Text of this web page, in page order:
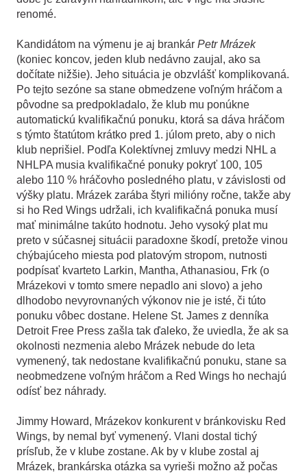
renomé.
Kandidátom na výmenu je aj brankár Petr Mrázek
(koniec koncov, jeden klub nedávno zaujal, ako sa
dočítate nižšie). Jeho situácia je obzvlášť komplikovaná.
Po tejto sezóne sa stane obmedzene voľným hráčom a
pôvodne sa predpokladalo, že klub mu ponúkne
automatickú kvalifikačnú ponuku, ktorá sa dáva hráčom
s týmto štatútom krátko pred 1. júlom preto, aby o nich
klub neprišiel. Podľa Kolektívnej zmluvy medzi NHL a
NHLPA musia kvalifikačné ponuky pokryť 100, 105
alebo 110 % hráčovho posledného platu, v závislosti od
výšky platu. Mrázek zarába štyri milióny ročne, takže aby
si ho Red Wings udržali, ich kvalifikačná ponuka musí
mať minimálne takúto hodnotu. Jeho vysoký plat mu
preto v súčasnej situácii paradoxne škodí, pretože vinou
chýbajúceho miesta pod platovým stropom, nutnosti
podpísať kvarteto Larkin, Mantha, Athanasiou, Frk (o
Mrázekovi v tomto smere nepadlo ani slovo) a jeho
dlhodobo nevyrovnaných výkonov nie je isté, či túto
ponuku vôbec dostane. Helene St. James z denníka
Detroit Free Press zašla tak ďaleko, že uviedla, že ak sa
okolnosti nezmenia alebo Mrázek nebude do leta
vymenený, tak nedostane kvalifikačnú ponuku, stane sa
neobmedzene voľným hráčom a Red Wings ho nechajú
odísť bez náhrady.
Jimmy Howard, Mrázekov konkurent v bránkovisku Red
Wings, by nemal byť vymenený. Vlani dostal tichý
prísľub, že v klube zostane. Ak by v klube zostal aj
Mrázek, brankárska otázka sa vyrieši možno až počas